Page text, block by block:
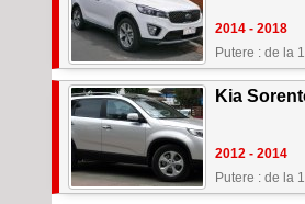
2014 - 2018
Putere : de la
Kia
2012 - 2014
Putere : de la